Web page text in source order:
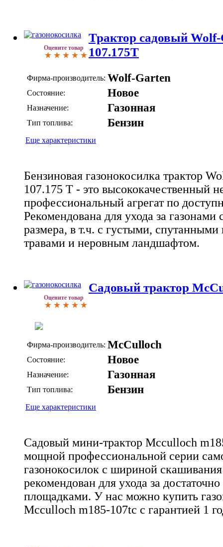
Оцените товар
Трактор садовый Wolf-
107.175T
Фирма-производитель: Wolf-Garten
Состояние: Новое
Назначение: Газонная
Тип топлива: Бензин
Еще характеристики
Бензиновая газонокосилка трактор
107.175 T - это высококачественный
профессиональный агрегат по
Рекомендована для ухода за газонами
размера, в т.ч. с густыми,
травами и неровным ландшафтом.
Оцените товар
Cадовый трактор
Фирма-производитель: McCulloch
Состояние: Новое
Назначение: Газонная
Тип топлива: Бензин
Еще характеристики
Садовый мини-трактор Mcculloch
мощной профессиональной серии
газонокосилок с шириной
рекомендован для ухода за
площадками. У нас можно купить
Mcculloch m185-107tc с гарантией 1